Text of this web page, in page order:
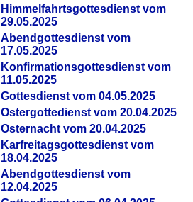
Himmelfahrtsgottesdienst vom
29.05.2025
Abendgottesdienst vom
17.05.2025
Konfirmationsgottesdienst vom
11.05.2025
Gottesdienst vom 04.05.2025
Ostergottedienst vom 20.04.2025
Osternacht vom 20.04.2025
Karfreitagsgottesdienst vom
18.04.2025
Abendgottesdienst vom
12.04.2025